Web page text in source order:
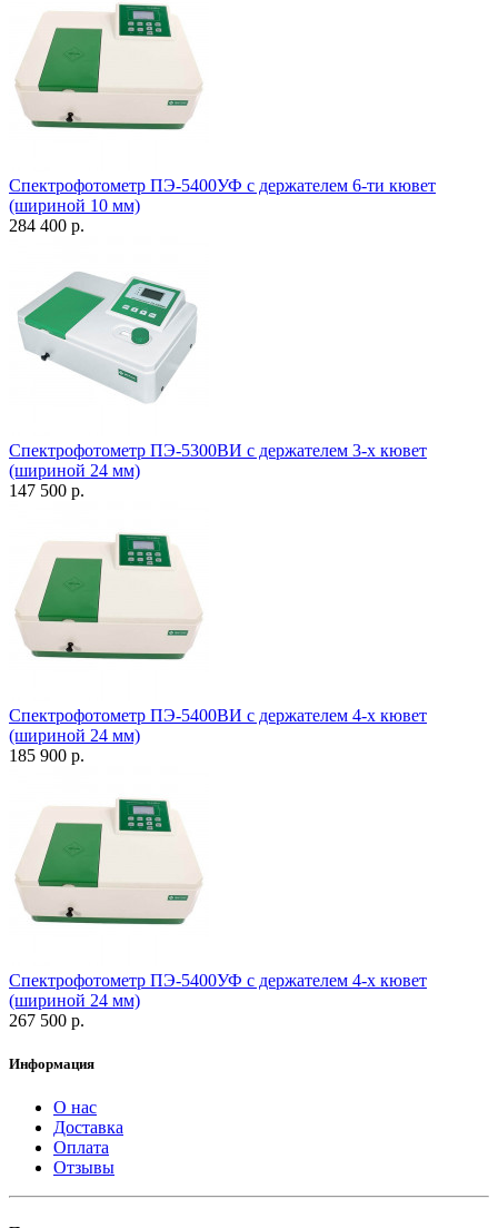
Спектрофотометр ПЭ-5400УФ с держателем 6-ти кювет
(шириной 10 мм)
284 400 р.
Спектрофотометр ПЭ-5300ВИ с держателем 3-х кювет
(шириной 24 мм)
147 500 р.
Спектрофотометр ПЭ-5400ВИ с держателем 4-х кювет
(шириной 24 мм)
185 900 р.
Спектрофотометр ПЭ-5400УФ с держателем 4-х кювет
(шириной 24 мм)
267 500 р.
Информация
О нас
Доставка
Оплата
Отзывы